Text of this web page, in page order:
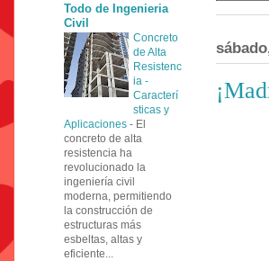
Todo de Ingenieria
Civil
Concreto
de Alta
Resistenc
ia -
Caracterí
sticas y
Aplicaciones - El
concreto de alta
resistencia ha
revolucionado la
ingeniería civil
moderna, permitiendo
la construcción de
estructuras más
esbeltas, altas y
eficiente...